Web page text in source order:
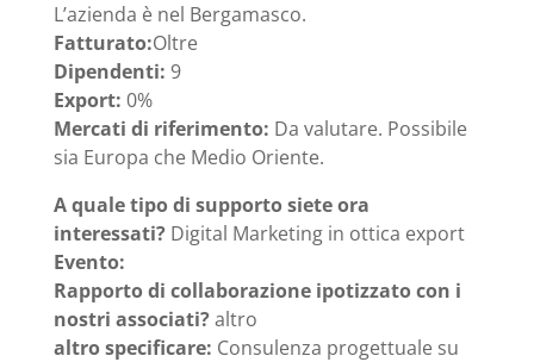
L’azienda è nel Bergamasco.
Fatturato:Oltre
Dipendenti: 9
Export: 0%
Mercati di riferimento: Da valutare. Possibile
sia Europa che Medio Oriente.
A quale tipo di supporto siete ora
interessati?Digital Marketing in ottica export
Evento:
Rapporto di collaborazione ipotizzato con i
nostri associati?altro
altro specificare: Consulenza progettuale su